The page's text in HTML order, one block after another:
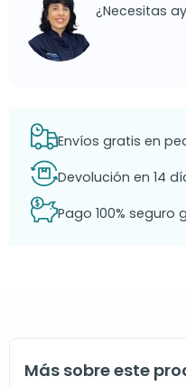
¿Necesitas
Envíos gratis en
Devolución en 14
Pago 100% seguro
Más sobre este